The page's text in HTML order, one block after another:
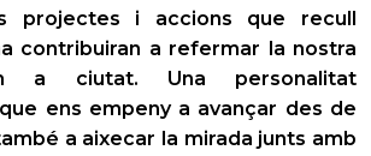
projectes i accions que recull
contribuiran a refermar la nostra
a ciutat. Una personalitat
que ens empeny a avançar des de
a aixecar la mirada junts amb